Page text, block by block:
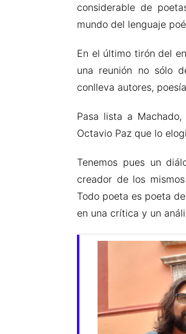
considerable de
mundo del lenguaje
En el último tirón del
una reunión no sólo
conlleva autores,
Pasa lista a
Octavio Paz que lo
Tenemos pues un
creador de los
Todo poeta es poeta
en una crítica y un